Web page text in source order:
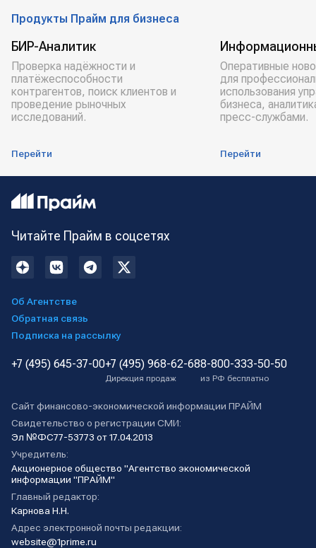
Продукты Прайм для бизнеса
БИР-Аналитик
Проверка надёжности и
платёжеспособности
контрагентов, поиск клиентов и
проведение рыночных
исследований.
Перейти
Оперативные
для
использования
бизнеса,
пресс-службами.
Перейти
Читайте Прайм в соцсетях
Об Агентстве
Обратная связь
Подписка на рассылку
+7 (495) 645-37-00+7 (495) 968-62-68
Дирекция продаж
8-800-333-50-50
из РФ бесплатно
Сайт финансово-экономической информации ПРАЙМ
Свидетельство о регистрации СМИ:
Эл №ФС77-53773 от 17.04.2013
Учредитель:
Акционерное общество "Агентство экономической
информации "ПРАЙМ"
Главный редактор:
Карнова Н.Н.
Адрес электронной почты редакции:
website@1prime.ru